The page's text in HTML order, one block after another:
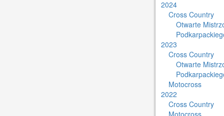
2024
Cross Country
Otwarte
2023
Cross Country
Otwarte
Motocross
2022
Cross Country
Motocross